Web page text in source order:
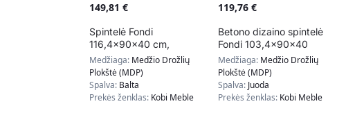
149,81 €
Spintelė Fondi
116,4x90x40 cm,
baltos spalvos
Medžiaga: Medžio Drožlių
Plokštė (MDP)
Spalva: Balta
Prekės ženklas: Kobi Meble
119,76 €
Betono dizaino spintelė
Fondi 103,4x90x40
cm, juodos spalvos
Medžiaga: Medžio Drožlių
Plokštė (MDP)
Spalva: Juoda
Prekės ženklas: Kobi Meble